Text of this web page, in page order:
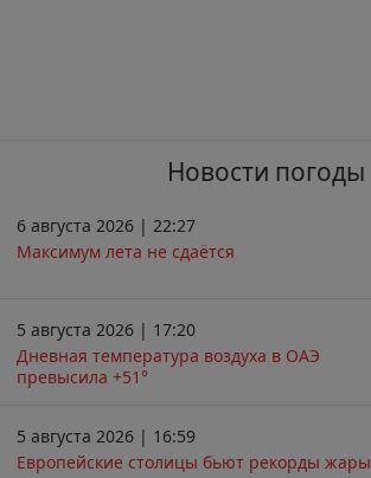
Новости погоды
6 августа 2026 | 22:27
Максимум лета не сдаётся
5 августа 2026 | 17:20
Дневная температура воздуха в ОАЭ
превысила +51°
5 августа 2026 | 16:59
Европейские столицы бьют рекорды жары